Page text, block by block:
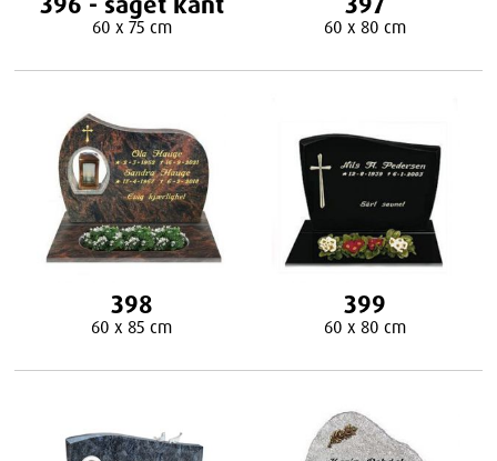
60 x 75 cm 60 x 80 cm
398
60 x 85 cm
399
60 x 80 cm